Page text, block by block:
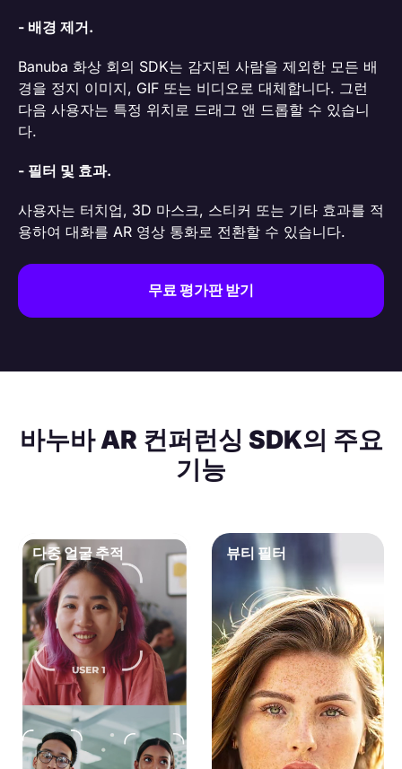
- 배경 제거.
Banuba 화상 회의 SDK는 감지된 사람을 제외한 모든 배
경을 정지 이미지, GIF 또는 비디오로 대체합니다. 그런
다음 사용자는 특정 위치로 드래그 앤 드롭할 수 있습니
다.
- 필터 및 효과.
사용자는 터치업, 3D 마스크, 스티커 또는 기타 효과를 적
용하여 대화를 AR 영상 통화로 전환할 수 있습니다.
무료 평가판 받기
바누바 AR 컨퍼런싱 SDK의 주요
기능
다중 얼굴 추적 뷰티 필터